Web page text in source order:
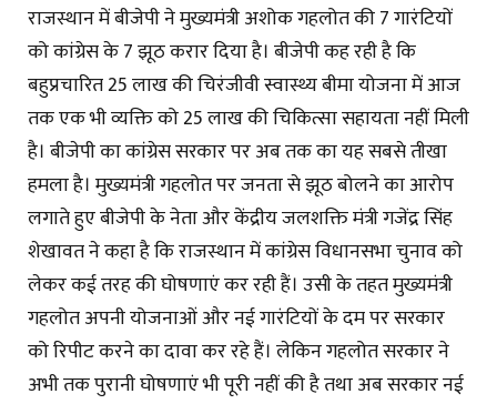
राजस्थान में बीजेपी ने मुख्यमंत्री अशोक गहलोत की 7 गारंटियों
को कांग्रेस के 7 झूठ करार दिया है। बीजेपी कह रही है कि
बहुप्रचारित 25 लाख की चिरंजीवी स्वास्थ्य बीमा योजना में आज
तक एक भी व्यक्ति को 25 लाख की चिकित्सा सहायता नहीं मिली
है। बीजेपी का कांग्रेस सरकार पर अब तक का यह सबसे तीखा
हमला है। मुख्यमंत्री गहलोत पर जनता से झूठ बोलने का आरोप
लगाते हुए बीजेपी के नेता और केंद्रीय जलशक्ति मंत्री गजेंद्र सिंह
शेखावत ने कहा है कि राजस्थान में कांग्रेस विधानसभा चुनाव को
लेकर कई तरह की घोषणाएं कर रही हैं। उसी के तहत मुख्यमंत्री
गहलोत अपनी योजनाओं और नई गारंटियों के दम पर सरकार
को रिपीट करने का दावा कर रहे हैं। लेकिन गहलोत सरकार ने
अभी तक पुरानी घोषणाएं भी पूरी नहीं की है तथा अब सरकार नई